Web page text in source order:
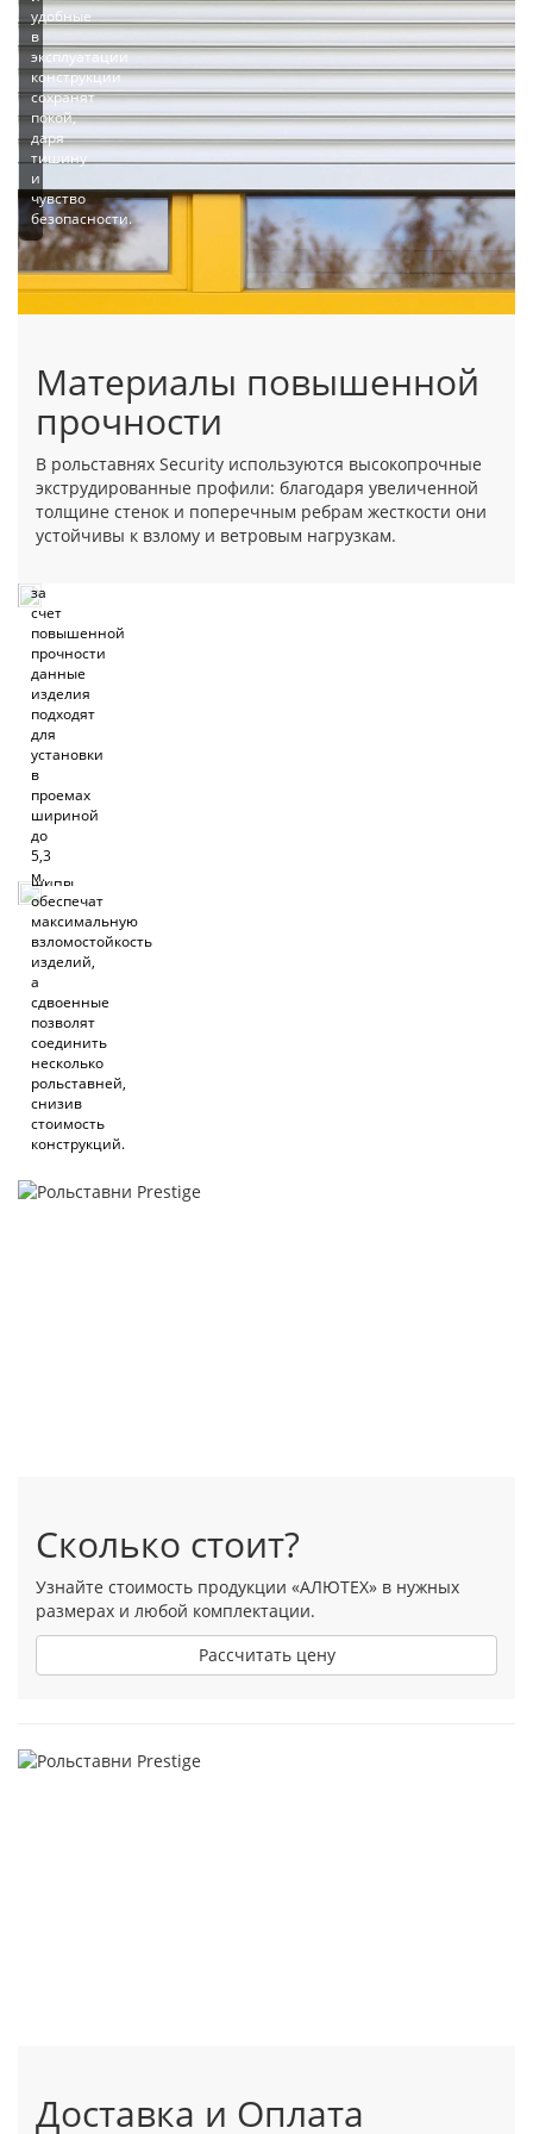
удобные
в
эксплуатации
конструкции
сохранят
покой,
даря
тишину
и
чувство
безопасности.
Материалы повышенной
прочности
В рольставнях Security используются высокопрочные
экструдированные профили: благодаря увеличенной
толщине стенок и поперечным ребрам жесткости они
устойчивы к взлому и ветровым нагрузкам.
Подходят
проемов
Владельцы
коттеджей
панорамным
остеклением
выбирают
рольставни
за
счет
повышенной
прочности
данные
изделия
подходят
для
установки
в
проемах
шириной
до
5,3
м.
Решения
на
выбор
Для
рольставней
Security
предусмотрено
несколько
видов
шин.
Усиленные
шины
обеспечат
максимальную
взломостойкость
изделий,
а
сдвоенные
позволят
соединить
несколько
рольставней,
снизив
стоимость
конструкций.
Сколько стоит?
Узнайте стоимость продукции «АЛЮТЕХ» в нужных
размерах и любой комплектации.
Рассчитать цену
Доставка и Оплата